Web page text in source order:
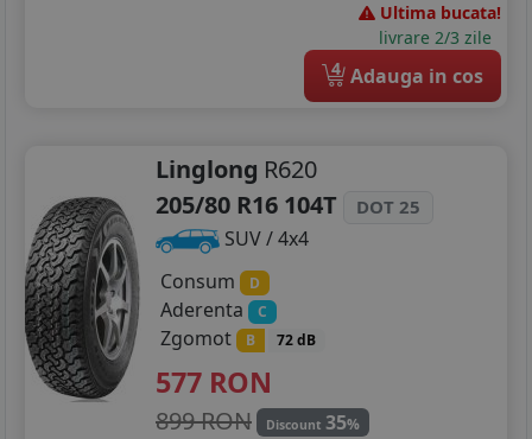
Ultima bucata!
livrare 2/3 zile
4 Adauga in cos
Linglong R620
205/80 R16 104T
DOT 25
SUV / 4x4
Consum
D
Aderenta C
Zgomot B 72 dB
577 RON
899 RON Discount 35%